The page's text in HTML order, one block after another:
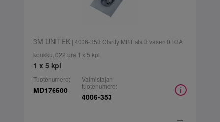
3M UNITEK| 4006-353 Clarity MBT ala 3 vasen 0T/3A
koukku, 022 ura 1 x 5 kpl
1 x 5 kpl
Tuotenumero:
MD176500
Valmistajan
tuotenumero:
4006-353